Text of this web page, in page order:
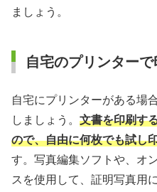
ましょう。
自宅のプリンターで
自宅にプリンターがある場
しましょう。 文書を印刷す
ので、自由に何枚でも試し
す。写真編集ソフトや、オ
スを使用して、証明写真用